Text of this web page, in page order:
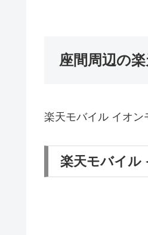
座間周辺の
楽天モバイル イオン
楽天モバイル